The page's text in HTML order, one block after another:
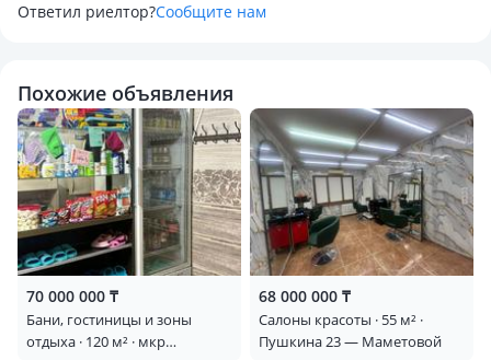
Ответил риелтор?Сообщите нам
Похожие объявления
70 000 000 ₸
Бани, гостиницы и зоны
отдыха · 120 м² · мкр
68 000 000 ₸
Салоны красоты · 55 м² ·
Пушкина 23 — Маметовой